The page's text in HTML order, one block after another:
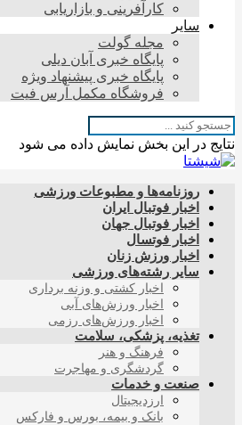
کارآفرینی و بازاریابی
سایر
مجله گولت
پایگاه خبری آبان دیلی
پایگاه خبری پیشنهاد ویژه
فروشگاه مکمل آرس فیت
نتایج در این بخش نمایش داده می شود
روزنامه‌ها و مطبوعات ورزشی
اخبار فوتبال ایران
اخبار فوتبال جهان
اخبار فوتسال
اخبار ورزش زنان
سایر رشته‌های ورزشی
اخبار کشتی و وزنه برداری
اخبار ورزش‌های آبی
اخبار ورزش‌های رزمی
تغذیه، پزشکی، سلامت
فرهنگ و هنر
گردشگری و مهاجرت
صنعت و خدمات
ارزدیجیتال
بانک و بیمه، بورس و فارکس